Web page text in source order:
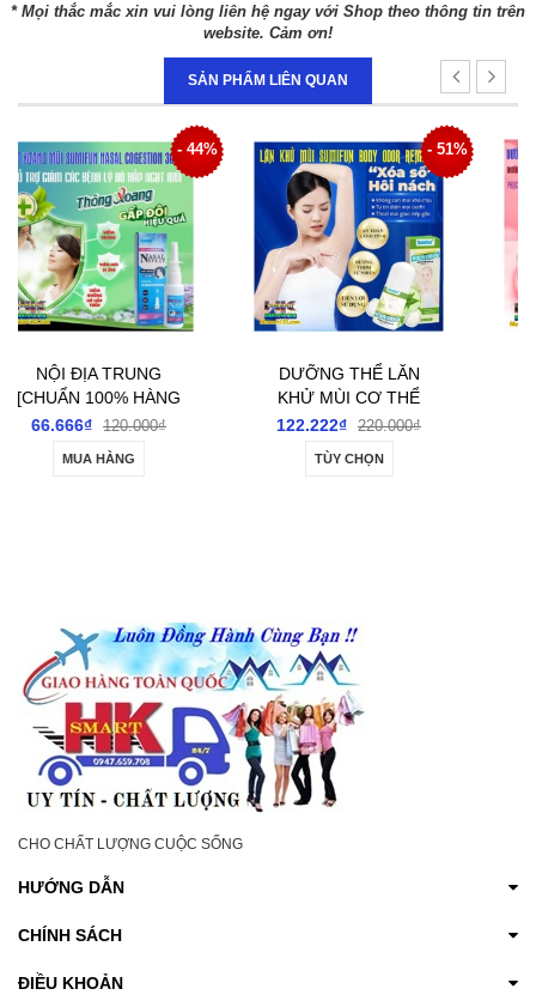
* Mọi thắc mắc xin vui lòng liên hệ ngay với Shop theo thông tin trên
website. Cảm ơn!
SẢN PHẨM LIÊN QUAN
- 51%
DƯỠNG THỂ LĂN
KHỬ MÙI CƠ THỂ
SUMIFUN BODY
ROLL-ON 60ML-
122.222₫ 220.000₫
TÙY CHỌN
- 34%
DƯỠNG THỂ TOÀN
THÂN SUMIFUN
INTIMATE
20GR- DƯỠNG ẨM,
144.444₫ 220.000₫
MUA HÀNG
CHO CHẤT LƯỢNG CUỘC SỐNG
HƯỚNG DẪN
CHÍNH SÁCH
ĐIỀU KHOẢN